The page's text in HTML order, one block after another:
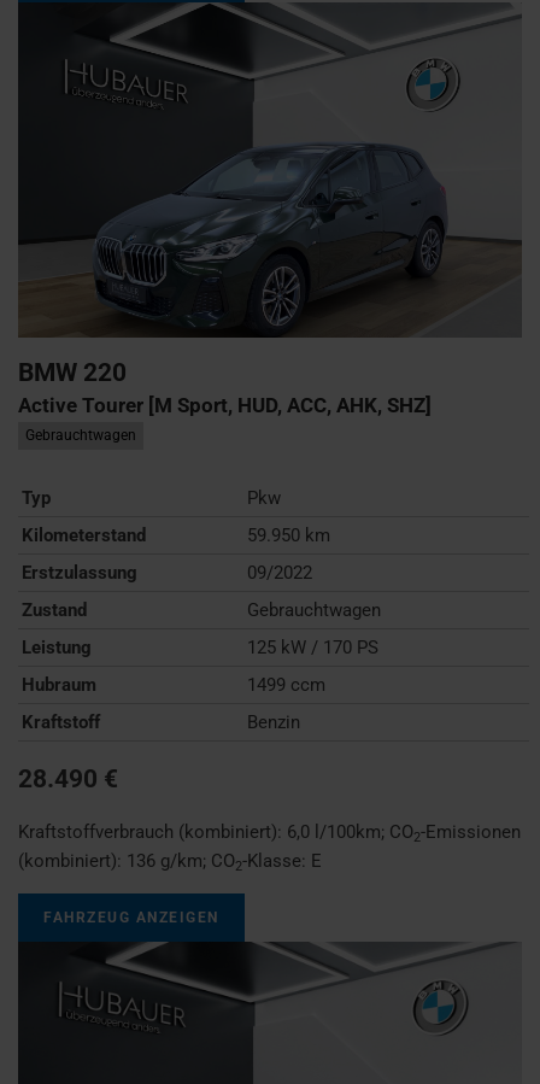
BMW 220
Active Tourer [M Sport, HUD, ACC, AHK, SHZ]
Gebrauchtwagen
Typ
Pkw
Kilometerstand
59.950 km
Erstzulassung
09/2022
Zustand
Gebrauchtwagen
Leistung
125 kW / 170 PS
Hubraum
1499 ccm
Kraftstoff
Benzin
28.490 €
Kraftstoffverbrauch (kombiniert): 6,0 l/100km; CO2-Emissionen
(kombiniert): 136 g/km; CO2-Klasse: E
FAHRZEUG ANZEIGEN